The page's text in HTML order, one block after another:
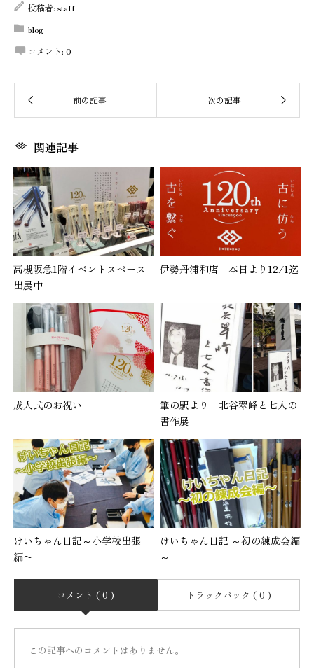
投稿者: staff
blog
コメント: 0
関連記事
高槻阪急1階イベントスペース
出展中
伊勢丹浦和店 本日より12/1迄
成人式のお祝い
筆の駅より 北谷翠峰と七人の
書作展
けいちゃん日記～小学校出張
編〜
けいちゃん日記 ～初の練成会編
～
コメント ( 0 ) トラックバック ( 0 )
この記事へのコメントはありません。